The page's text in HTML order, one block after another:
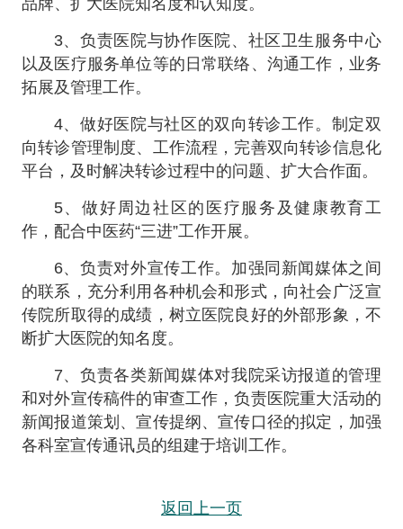
3、负责医院与协作医院、社区卫生服务中心
以及医疗服务单位等的日常联络、沟通工作，业务
拓展及管理工作。
4、做好医院与社区的双向转诊工作。制定双
向转诊管理制度、工作流程，完善双向转诊信息化
平台，及时解决转诊过程中的问题、扩大合作面。
5、做好周边社区的医疗服务及健康教育工
作，配合中医药“三进”工作开展。
6、负责对外宣传工作。加强同新闻媒体之间
的联系，充分利用各种机会和形式，向社会广泛宣
传院所取得的成绩，树立医院良好的外部形象，不
断扩大医院的知名度。
7、负责各类新闻媒体对我院采访报道的管理
和对外宣传稿件的审查工作，负责医院重大活动的
新闻报道策划、宣传提纲、宣传口径的拟定，加强
各科室宣传通讯员的组建于培训工作。
返回上一页